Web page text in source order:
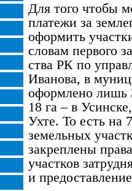
Для того чтобы
платежи за
оформить
словам первого
ства РК по
Иванова, в
оформлено лишь
18 га – в
Ухте. То есть на
земельных
закреплены
участков
и